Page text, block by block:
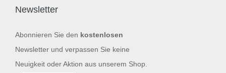
Newsletter
Abonnieren Sie den kostenlosen
Newsletter und verpassen Sie keine
Neuigkeit oder Aktion aus unserem Shop.